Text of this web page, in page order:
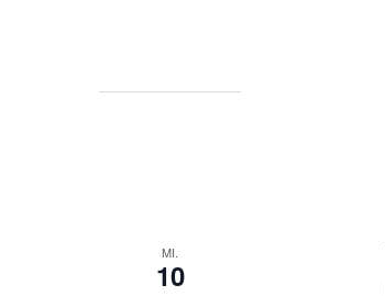
MI.
10